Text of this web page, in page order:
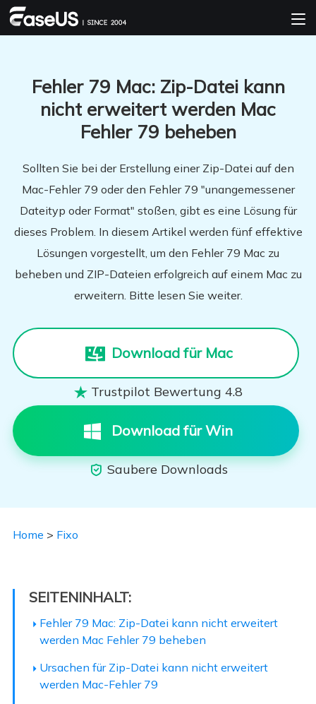
Fehler 79 Mac: Zip-Datei kann
nicht erweitert werden Mac
Fehler 79 beheben
Sollten Sie bei der Erstellung einer Zip-Datei auf den
Mac-Fehler 79 oder den Fehler 79 "unangemessener
Dateityp oder Format" stoßen, gibt es eine Lösung für
dieses Problem. In diesem Artikel werden fünf effektive
Lösungen vorgestellt, um den Fehler 79 Mac zu
beheben und ZIP-Dateien erfolgreich auf einem Mac zu
erweitern. Bitte lesen Sie weiter.
Download für Mac
 Trustpilot Bewertung 4.8
Download für Win
 Saubere Downloads
Home > Fixo
SEITENINHALT:
Fehler 79 Mac: Zip-Datei kann nicht erweitert
werden Mac Fehler 79 beheben
Ursachen für Zip-Datei kann nicht erweitert
werden Mac-Fehler 79